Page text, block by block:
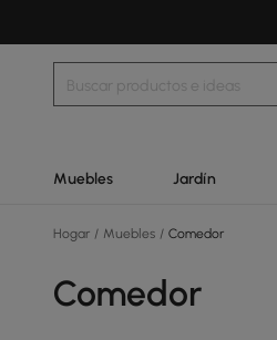
Muebles Jardín
Hogar / Muebles / Comedor
Comedor